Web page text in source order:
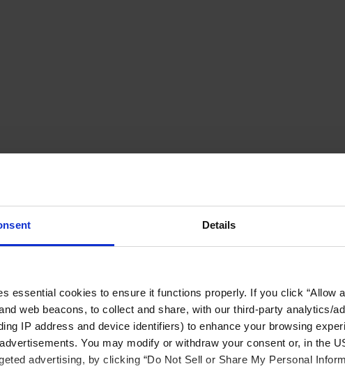
Details
essential cookies to ensure it functions properly. If you click “Allow
web beacons, to collect and share, with our third-party analytics/
IP address and device identifiers) to enhance your browsing
You may modify or withdraw your consent or, in the
advertising, by clicking “Do Not Sell or Share My Personal